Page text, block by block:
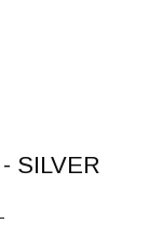
SILVER